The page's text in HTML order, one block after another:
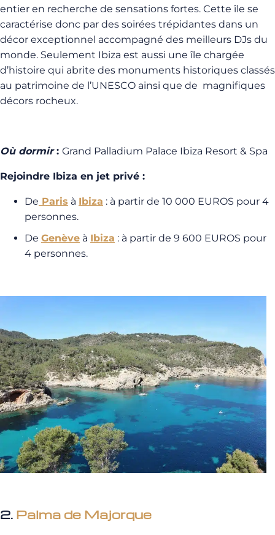
entier en recherche de sensations fortes. Cette île se
caractérise donc par des soirées trépidantes dans un
décor exceptionnel accompagné des meilleurs DJs du
monde. Seulement Ibiza est aussi une île chargée
d’histoire qui abrite des monuments historiques classés
au patrimoine de l’UNESCO ainsi que de magnifiques
décors rocheux.
Où dormir: Grand Palladium Palace Ibiza Resort & Spa
Rejoindre Ibiza en jet privé :
De Paris à Ibiza : à partir de 10 000 EUROS pour 4
personnes.
De Genève à Ibiza : à partir de 9 600 EUROS pour
4 personnes.
2. Palma de Majorque